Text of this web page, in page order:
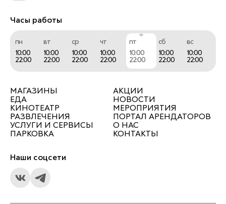
Часы работы
пн
10:00
22:00
вт
10:00
22:00
ср
10:00
22:00
чт
10:00
22:00
пт
10:00
22:00
сб
10:00
22:00
вс
10:00
22:00
МАГАЗИНЫ
ЕДА
КИНОТЕАТР
РАЗВЛЕЧЕНИЯ
УСЛУГИ И СЕРВИСЫ
ПАРКОВКА
АКЦИИ
НОВОСТИ
МЕРОПРИЯТИЯ
ПОРТАЛ АРЕНДАТОРОВ
О НАС
КОНТАКТЫ
Наши соцсети